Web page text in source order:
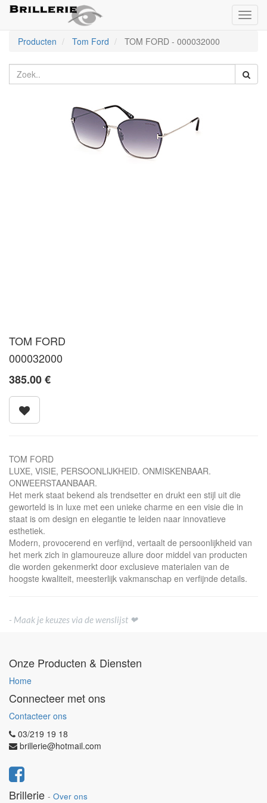
Producten
Tom Ford TOM FORD - 000032000
TOM FORD
000032000
385.00€
TOM FORD
LUXE, VISIE, PERSOONLIJKHEID. ONMISKENBAAR.
ONWEERSTAANBAAR.
Het merk staat bekend als trendsetter en drukt een stijl uit die
geworteld is in luxe met een unieke charme en een visie die in
staat is om design en elegantie te leiden naar innovatieve
esthetiek.
Modern, provocerend en verfijnd, vertaalt de persoonlijkheid van
het merk zich in glamoureuze allure door middel van producten
die worden gekenmerkt door exclusieve materialen van de
hoogste kwaliteit, meesterlijk vakmanschap en verfijnde details.
- Maak je keuzes via de wenslijst ❤
Onze Producten & Diensten
Home
Connecteer met ons
Contacteer ons
03/219 19 18
brillerie@hotmail.com
Brillerie - Over ons